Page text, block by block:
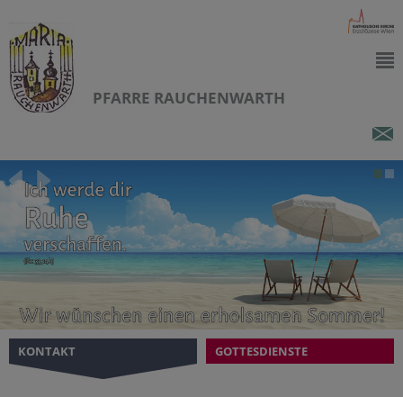
PFARRE RAUCHENWARTH
KONTAKT GOTTESDIENSTE